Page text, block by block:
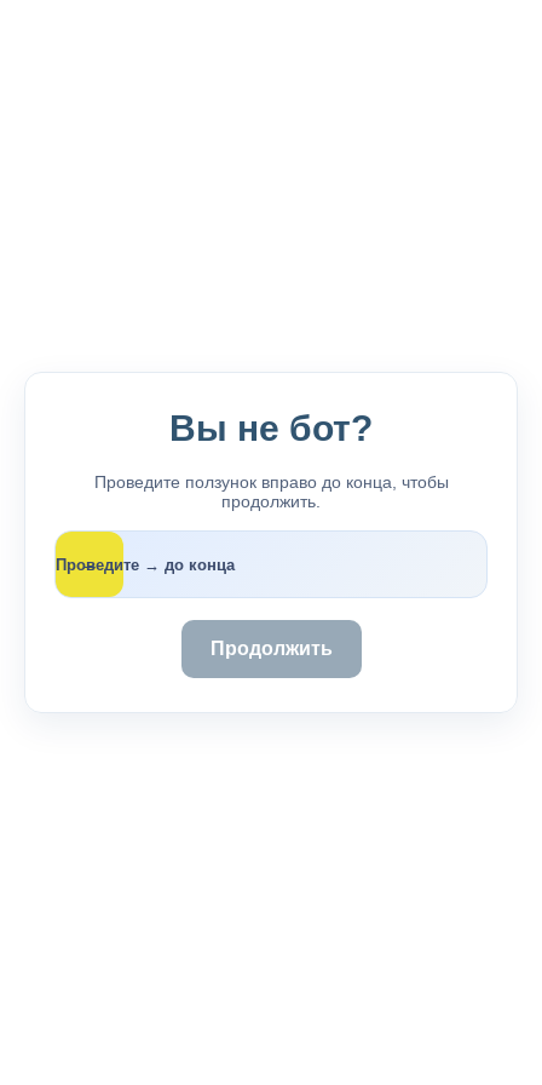
Вы не бот?
Проведите ползунок вправо до конца, чтобы
продолжить.
Проведите → до конца
→
Продолжить